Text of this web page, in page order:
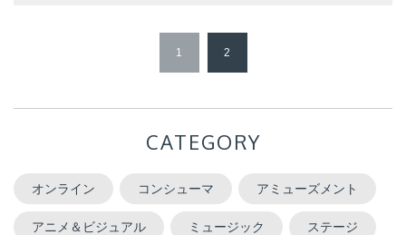
1 2
CATEGORY
オンライン コンシューマ アミューズメント
アニメ＆ビジュアル ミュージック ステージ